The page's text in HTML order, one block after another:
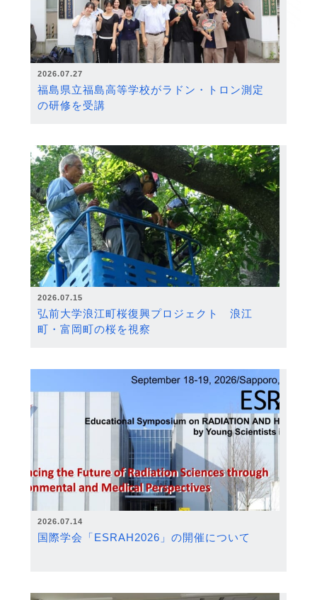
2026.07.27
福島県立福島高等学校がラドン・トロン測定
の研修を受講
2026.07.15
弘前大学浪江町桜復興プロジェクト 浪江
町・富岡町の桜を視察
2026.07.14
国際学会「ESRAH2026」の開催について